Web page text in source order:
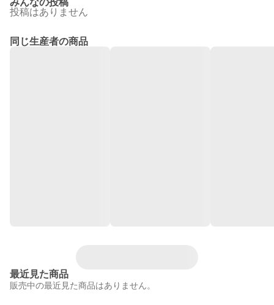
みんなの投稿
投稿はありません
同じ生産者の商品
最近見た商品
販売中の最近見た商品はありません。